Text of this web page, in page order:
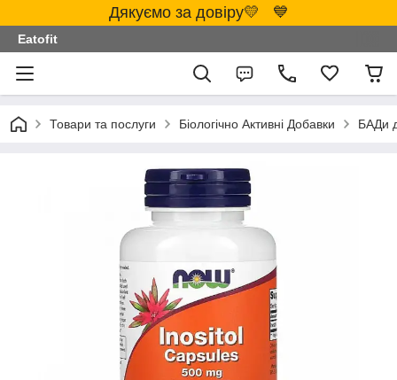
Дякуємо за довіру💛 💙
Eatofit
Товари та послуги Біологічно Активні Добавки БАДи